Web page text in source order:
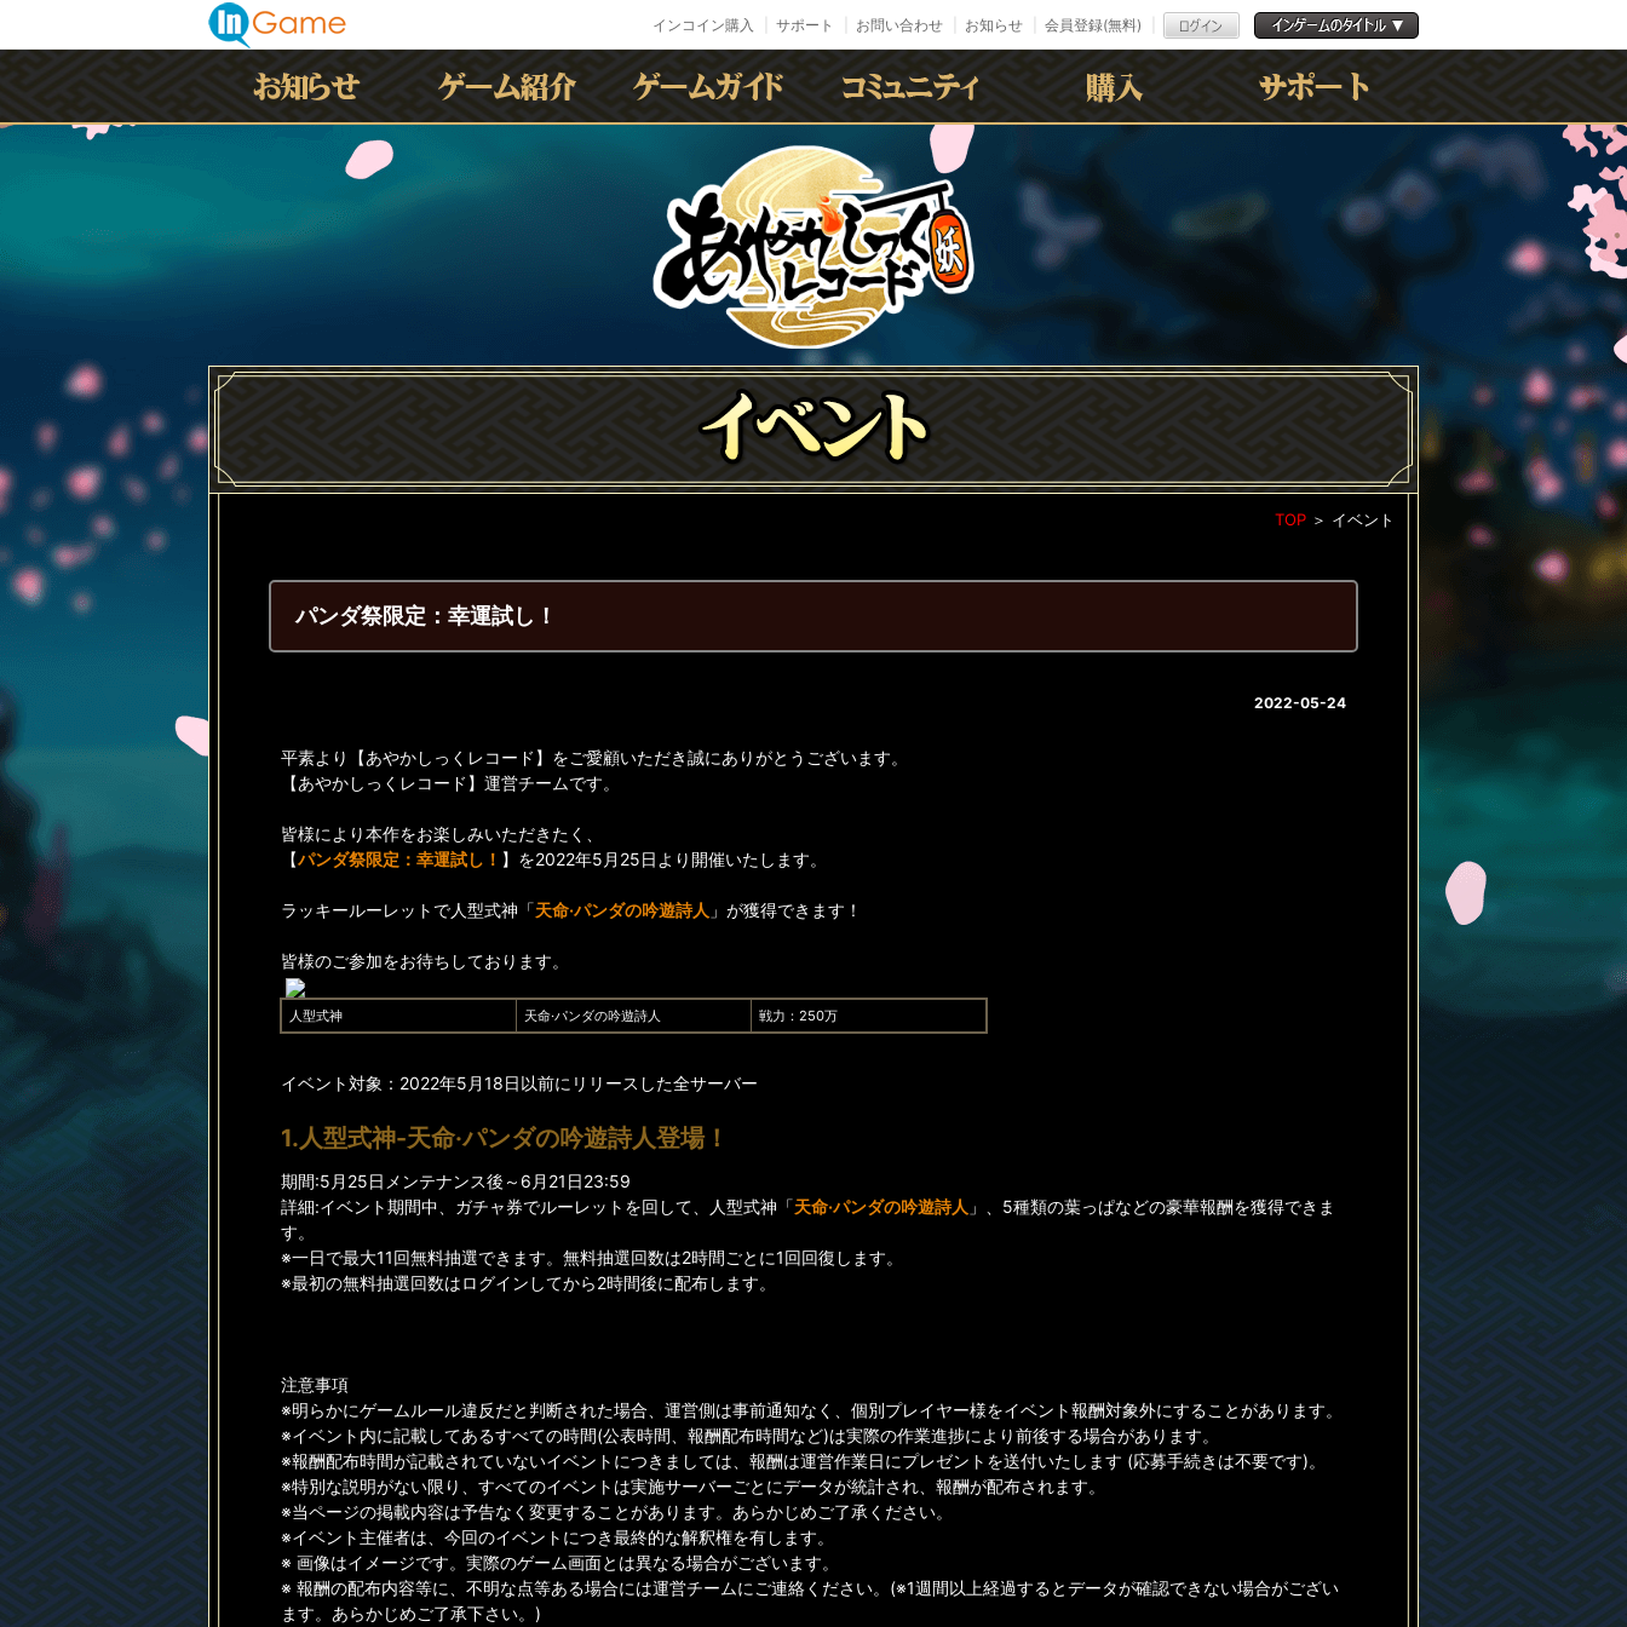
インコイン購入 サポート お問い合わせ お知らせ 会員登録(無料)
イベント 利用規約
ﾌﾟﾗｲﾊﾞｼｰﾎﾟﾘｼｰ
TOP ＞ イベント
パンダ祭限定：幸運試し！
2022-05-24
平素より【あやかしっくレコード】をご愛顧いただき誠にありがとうございます。
【あやかしっくレコード】運営チームです。
皆様により本作をお楽しみいただきたく、
【パンダ祭限定：幸運試し！ 】を2022年5月25日より開催いたします。
ラッキールーレットで人型式神「天命·パンダの吟遊詩人 」が獲得できます！
皆様のご参加をお待ちしております。
人型式神 天命·パンダの吟遊詩人 戦力：250万
イベント対象：2022年5月18日以前にリリースした全サーバー
1.人型式神-天命·パンダの吟遊詩人登場！
期間:5月25日メンテナンス後～6月21日23:59
詳細:イベント期間中、ガチャ券でルーレットを回して、人型式神「天命·パンダの吟遊詩人 」、5種類の葉っぱなどの豪華報酬を獲得できま
す。
※一日で最大11回無料抽選できます。無料抽選回数は2時間ごとに1回回復します。
※最初の無料抽選回数はログインしてから2時間後に配布します。
注意事項
※明らかにゲームルール違反だと判断された場合、運営側は事前通知なく、個別プレイヤー様をイベント報酬対象外にすることがあります。
※イベント内に記載してあるすべての時間(公表時間、報酬配布時間など)は実際の作業進捗により前後する場合があります。
※報酬配布時間が記載されていないイベントにつきましては、報酬は運営作業日にプレゼントを送付いたします (応募手続きは不要です)。
※特別な説明がない限り、すべてのイベントは実施サーバーごとにデータが統計され、報酬が配布されます。
※当ページの掲載内容は予告なく変更することがあります。あらかじめご了承ください。
※イベント主催者は、今回のイベントにつき最終的な解釈権を有します。
※ 画像はイメージです。実際のゲーム画面とは異なる場合がございます。
※ 報酬の配布内容等に、不明な点等ある場合には運営チームにご連絡ください。(※1週間以上経過するとデータが確認できない場合がござい
ます。あらかじめご了承下さい。)